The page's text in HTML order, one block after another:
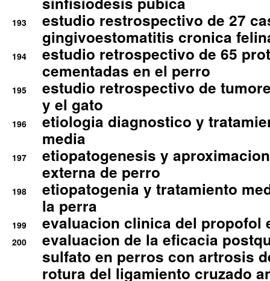
193
estudio restrospectivo de 27
gingivoestomatitis cronica
194
estudio retrospectivo de 65
cementadas en el perro
195
estudio retrospectivo de
y el gato
196
etiologia diagnostico y
media
197
etiopatogenesis y
externa de perro
198
etiopatogenia y tratamiento
la perra
199 evaluacion clinica del propofol
200
evaluacion de la eficacia
sulfato en perros con artrosis
rotura del ligamiento cruzado